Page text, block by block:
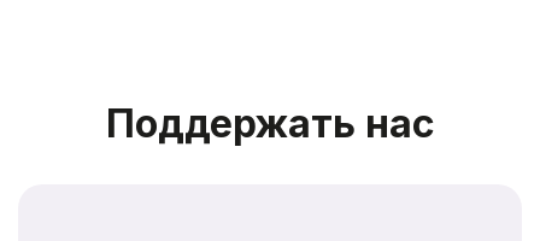
Поддержать нас